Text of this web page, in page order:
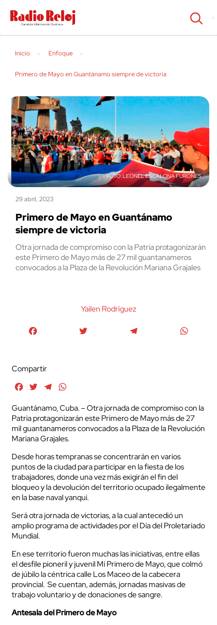
cerrar
Inicio Enfoque
Primero de Mayo en Guantánamo siempre de victoria
LEONEL ESCALONA FURONES
29 abril, 2023
Primero de Mayo en Guantánamo
siempre de victoria
Otra jornada de compromiso con la Patria protagonizarán
este Primero de Mayo más de 27 mil guantanameros
convocados a la Plaza de la Revolución Mariana Grajales
Yailen Rodríguez
Compartir
FacebookTwitterTelegram
Guantánamo, Cuba. – Otra jornada de compromiso con la
Patria protagonizarán este Primero de Mayo más de 27
mil guantanameros convocados a la Plaza de la Revolución
Mariana Grajales.
Desde horas tempranas se concentrarán en varios
puntos de la ciudad para participar en la fiesta de los
trabajadores, donde una vez más exigirán el fin del
bloqueo y la devolución del territorio ocupado ilegalmente
en la base naval yanqui.
Será otra jornada de victorias, a la cual antecedió un
amplio programa de actividades por el Día del Proletariado
Mundial.
En ese territorio fueron muchas las iniciativas, entre ellas
el desfile pioneril y juvenil Mi Primero de Mayo, que colmó
de júbilo la céntrica calle Los Maceo de la cabecera
provincial. Se cuentan, además, jornadas masivas de
trabajo voluntario y de donaciones de sangre.
Antesala del Primero de Mayo